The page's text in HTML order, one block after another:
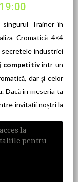
singurul Trainer în
Cromatică 4×4
secretele industriei
competitivîntr-un
dar și celor
Dacă în meseria ta
invitații noștri la
la
pentru